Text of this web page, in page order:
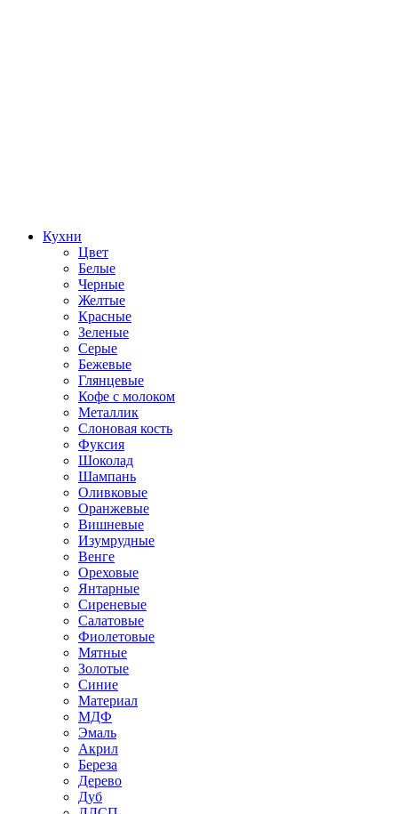
Кухни
Цвет
Белые
Черные
Желтые
Красные
Зеленые
Серые
Бежевые
Глянцевые
Кофе с молоком
Металлик
Слоновая кость
Фуксия
Шоколад
Шампань
Оливковые
Оранжевые
Вишневые
Изумрудные
Венге
Ореховые
Янтарные
Сиреневые
Салатовые
Фиолетовые
Мятные
Золотые
Синие
Материал
МДФ
Эмаль
Акрил
Береза
Дерево
Дуб